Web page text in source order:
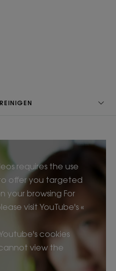
requires the use
offer you targeted
your browsing For
visit YouTube's «
cookies
view the